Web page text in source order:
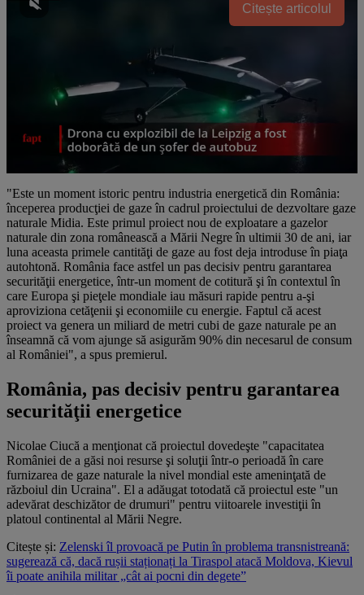
Citește articolul
"Este un moment istoric pentru industria energetică din România:
începerea producţiei de gaze în cadrul proiectului de dezvoltare gaze
naturale Midia. Este primul proiect nou de exploatare a gazelor
naturale din zona românească a Mării Negre în ultimii 30 de ani, iar
luna aceasta primele cantităţi de gaze au fost deja introduse în piaţa
autohtonă. România face astfel un pas decisiv pentru garantarea
securităţii energetice, într-un moment de cotitură şi în contextul în
care Europa şi pieţele mondiale iau măsuri rapide pentru a-şi
aproviziona cetăţenii şi economiile cu energie. Faptul că acest
proiect va genera un miliard de metri cubi de gaze naturale pe an
înseamnă că vom ajunge să asigurăm 90% din necesarul de consum
al României", a spus premierul.
România, pas decisiv pentru garantarea
securităţii energetice
Nicolae Ciucă a menţionat că proiectul dovedeşte "capacitatea
României de a găsi noi resurse şi soluţii într-o perioadă în care
furnizarea de gaze naturale la nivel mondial este ameninţată de
războiul din Ucraina". El a adăugat totodată că proiectul este "un
adevărat deschizător de drumuri" pentru viitoarele investiţii în
platoul continental al Mării Negre.
Citește și: Zelenski îl provoacă pe Putin în problema transnistreană:
sugerează că, dacă rușii staționați la Tiraspol atacă Moldova, Kievul
îi poate anihila militar „cât ai pocni din degete”